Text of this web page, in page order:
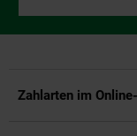
Zahlarten im